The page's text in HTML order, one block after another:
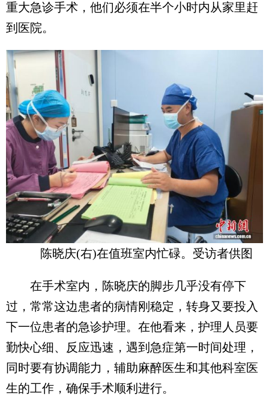
重大急诊手术，他们必须在半个小时内从家里赶
到医院。
陈晓庆(右)在值班室内忙碌。受访者供图
在手术室内，陈晓庆的脚步几乎没有停下
过，常常这边患者的病情刚稳定，转身又要投入
下一位患者的急诊护理。在他看来，护理人员要
勤快心细、反应迅速，遇到急症第一时间处理，
同时要有协调能力，辅助麻醉医生和其他科室医
生的工作，确保手术顺利进行。